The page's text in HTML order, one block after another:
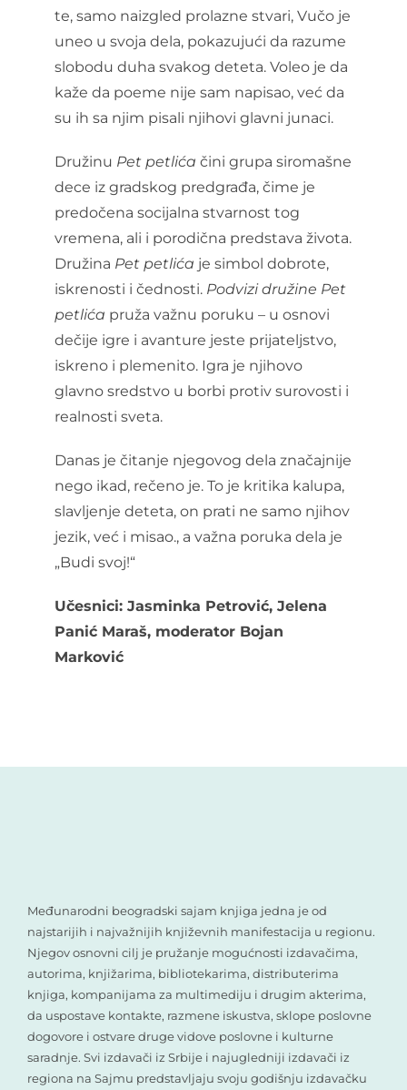
te, samo naizgled prolazne stvari, Vučo je
uneo u svoja dela, pokazujući da razume
slobodu duha svakog deteta. Voleo je da
kaže da poeme nije sam napisao, već da
su ih sa njim pisali njihovi glavni junaci.
Družinu Pet petlića čini grupa siromašne
dece iz gradskog predgrađa, čime je
predočena socijalna stvarnost tog
vremena, ali i porodična predstava života.
Družina Pet petlića je simbol dobrote,
iskrenosti i čednosti. Podvizi družine Pet
petlića pruža važnu poruku – u osnovi
dečije igre i avanture jeste prijateljstvo,
iskreno i plemenito. Igra je njihovo
glavno sredstvo u borbi protiv surovosti i
realnosti sveta.
Danas je čitanje njegovog dela značajnije
nego ikad, rečeno je. To je kritika kalupa,
slavljenje deteta, on prati ne samo njihov
jezik, već i misao., a važna poruka dela je
„Budi svoj!“
Učesnici: Jasminka Petrović, Jelena
Panić Maraš, moderator Bojan
Marković
Međunarodni beogradski sajam knjiga jedna je od
najstarijih i najvažnijih književnih manifestacija u regionu.
Njegov osnovni cilj je pružanje mogućnosti izdavačima,
autorima, knjižarima, bibliotekarima, distributerima
knjiga, kompanijama za multimediju i drugim akterima,
da uspostave kontakte, razmene iskustva, sklope poslovne
dogovore i ostvare druge vidove poslovne i kulturne
saradnje. Svi izdavači iz Srbije i najugledniji izdavači iz
regiona na Sajmu predstavljaju svoju godišnju izdavačku